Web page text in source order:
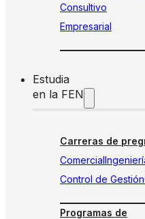
Consultivo
Empresarial
Estudia
en la FEN
Carreras de
Comercial
Control de Gestión
Programas de